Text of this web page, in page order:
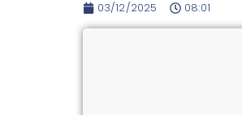
03/12/2025 08:01